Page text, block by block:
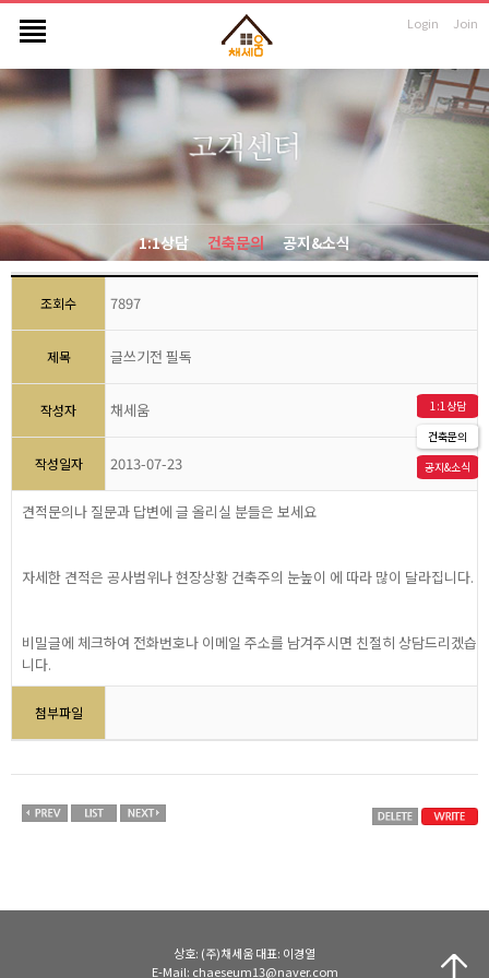
Login Join
1:1상담 건축문의 공지&소식
1:1상담
건축문의
공지&소식
조회수 7897
제목 글쓰기전 필독
작성자 채세움
작성일자 2013-07-23
견적문의나 질문과 답변에 글 올리실 분들은 보세요
자세한 견적은 공사범위나 현장상황 건축주의 눈높이 에 따라 많이 달라집니다.
비밀글에 체크하여 전화번호나 이메일 주소를 남겨주시면 친절히 상담드리겠습
니다.
첨부파일
상호: (주)채세움 대표: 이경열
E-Mail: chaeseum13@naver.com